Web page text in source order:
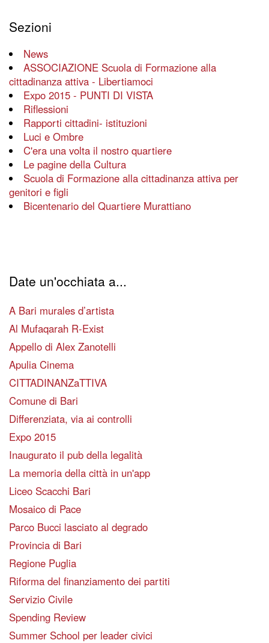
Sezioni
News
ASSOCIAZIONE Scuola di Formazione alla
cittadinanza attiva - Libertiamoci
Expo 2015 - PUNTI DI VISTA
Riflessioni
Rapporti cittadini- istituzioni
Luci e Ombre
C'era una volta il nostro quartiere
Le pagine della Cultura
Scuola di Formazione alla cittadinanza attiva per
genitori e figli
Bicentenario del Quartiere Murattiano
Date un'occhiata a...
A Bari murales d’artista
Al Mufaqarah R-Exist
Appello di Alex Zanotelli
Apulia Cinema
CITTADINANZaTTIVA
Comune di Bari
Differenziata, via ai controlli
Expo 2015
Inaugurato il pub della legalità
La memoria della città in un'app
Liceo Scacchi Bari
Mosaico di Pace
Parco Bucci lasciato al degrado
Provincia di Bari
Regione Puglia
Riforma del finanziamento dei partiti
Servizio Civile
Spending Review
Summer School per leader civici